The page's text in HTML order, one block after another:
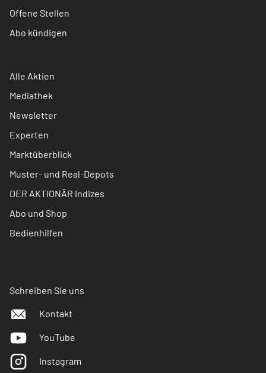
Offene Stellen
Abo kündigen
Alle Aktien
Mediathek
Newsletter
Experten
Marktüberblick
Muster- und Real-Depots
DER AKTIONÄR Indizes
Abo und Shop
Bedienhilfen
Schreiben Sie uns
Kontakt
YouTube
Instagram